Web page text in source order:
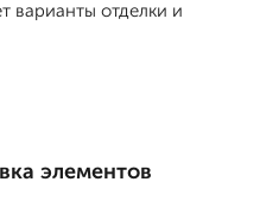
варианты отделки и
элементов